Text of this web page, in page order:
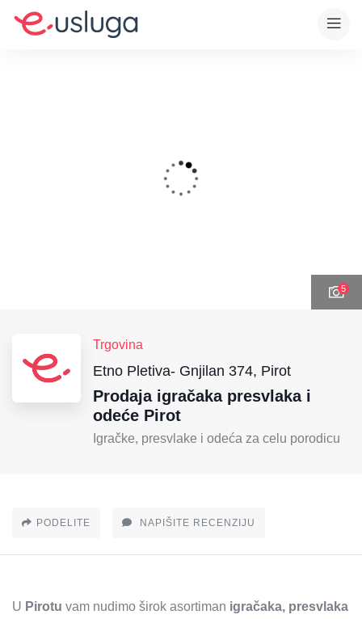
5
Trgovina
Etno Pletiva- Gnjilan 374, Pirot
Prodaja igračaka presvlaka i
odeće Pirot
Igračke, presvlake i odeća za celu porodicu
PODELITE NAPIŠITE RECENZIJU
U Pirotu vam nudimo širok asortiman igračaka, presvlaka